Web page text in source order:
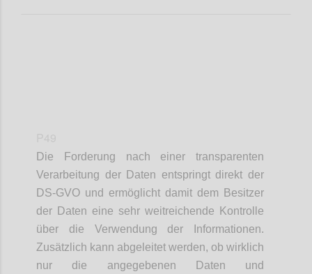
Die Forderung nach einer transparenten
Verarbeitung der Daten entspringt direkt der
DS-GVO und ermöglicht damit dem Besitzer
der Daten eine sehr weitreichende Kontrolle
über die Verwendung der Informationen.
Zusätzlich kann abgeleitet werden, ob wirklich
nur die angegebenen Daten und